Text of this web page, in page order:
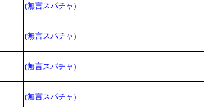
(無言スパチャ)
(無言スパチャ)
(無言スパチャ)
(無言スパチャ)